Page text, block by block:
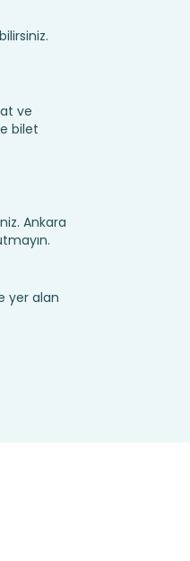
ve
bilet
Ankara
yer alan